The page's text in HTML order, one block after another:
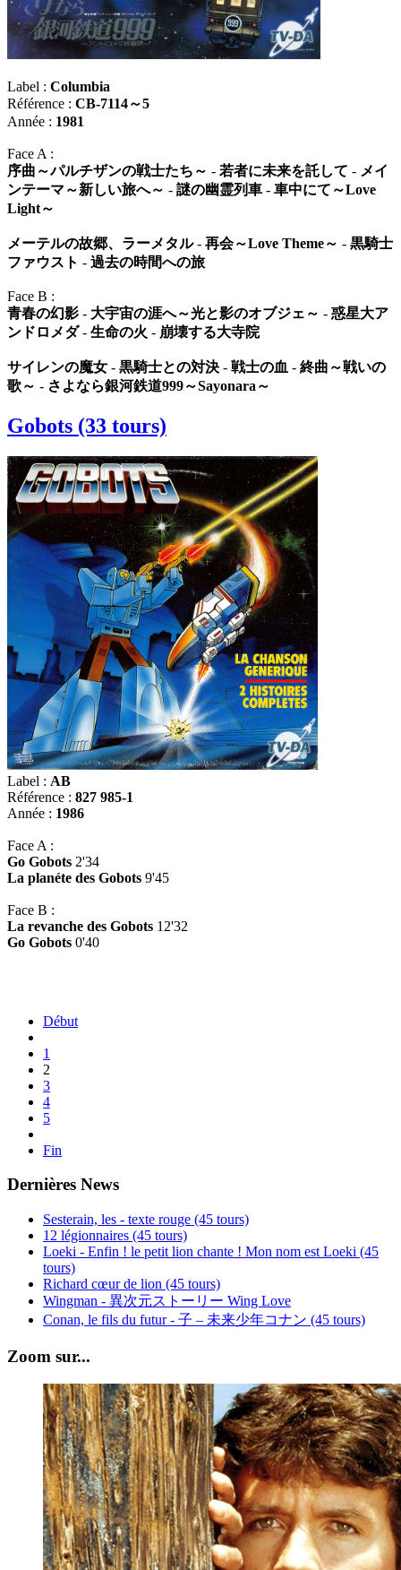
Label : Columbia
Référence : CB-7114～5
Année : 1981
Face A :
序曲～パルチザンの戦士たち～ - 若者に未来を託して - メイ
ンテーマ～新しい旅へ～ - 謎の幽霊列車 - 車中にて～Love
Light～
メーテルの故郷、ラーメタル- 再会～Love Theme～ - 黒騎士
ファウスト - 過去の時間への旅
Face B :
青春の幻影 - 大宇宙の涯へ～光と影のオブジェ～ - 惑星大ア
ンドロメダ- 生命の火 - 崩壊する大寺院
サイレンの魔女 - 黒騎士との対決 - 戦士の血 - 終曲～戦いの
歌～ - さよなら銀河鉄道999～Sayonara～
Gobots (33 tours)
Label : AB
Référence : 827 985-1
Année : 1986
Face A :
Go Gobots 2'34
La planéte des Gobots 9'45
Face B :
La revanche des Gobots 12'32
Go Gobots 0'40
Début
1
2
3
4
5
Fin
Dernières News
Sesterain, les - texte rouge (45 tours)
12 légionnaires (45 tours)
Loeki - Enfin ! le petit lion chante ! Mon nom est Loeki (45
tours)
Richard cœur de lion (45 tours)
Wingman - 異次元ストーリー Wing Love
Conan, le fils du futur - 子 – 未来少年コナン (45 tours)
Zoom sur...